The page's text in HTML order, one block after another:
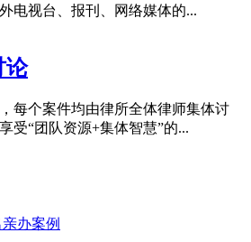
电视台、报刊、网络媒体的...
论
每个案件均由律所全体律师集体讨
受“团队资源+集体智慧”的...
办案例